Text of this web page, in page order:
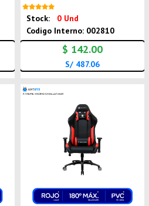
Stock:
0 Und
Codigo Interno: 002810
$ 142.00
S/ 487.06